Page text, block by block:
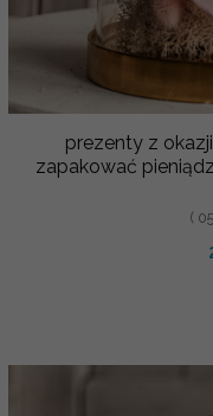
prezenty z
zapakować
(